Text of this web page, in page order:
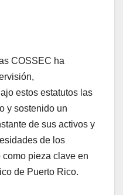
COSSEC ha
estos estatutos las
y sostenido un
de sus activos y
de los
pieza clave en
de Puerto Rico.